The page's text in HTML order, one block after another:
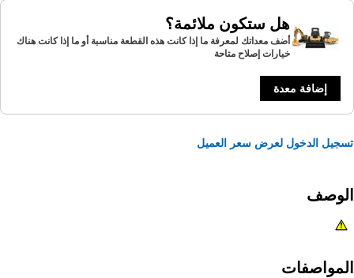
هل ستكون ملائمة؟
أضف معداتك لمعرفة ما إذا كانت هذه القطعة مناسبة أو ما إذا كانت هناك
خيارات إصلاح متاحة
إضافة معدة
الدخول لعرض سعر العميل